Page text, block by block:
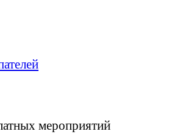
мероприятий